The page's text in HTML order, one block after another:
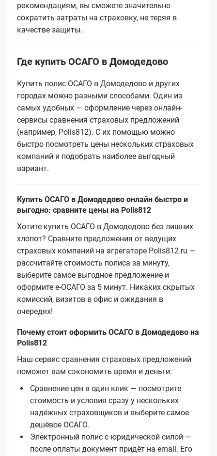
рекомендациям, вы сможете значительно
сократить затраты на страховку, не теряя в
качестве защиты.
Где купить ОСАГО в Домодедово
Купить полис ОСАГО в Домодедово и других
городах можно разными способами. Один из
самых удобных — оформление через онлайн-
сервисы сравнения страховых предложений
(например, Polis812). С их помощью можно
быстро посмотреть цены нескольких страховых
компаний и подобрать наиболее выгодный
вариант.
Купить ОСАГО в Домодедово онлайн быстро и
выгодно: сравните цены на Polis812
Хотите купить ОСАГО в Домодедово без лишних
хлопот? Сравните предложения от ведущих
страховых компаний на агрегаторе Polis812.ru —
рассчитайте стоимость полиса за минуту,
выберите самое выгодное предложение и
оформите е‑ОСАГО за 5 минут. Никаких скрытых
комиссий, визитов в офис и ожидания в
очередях!
Почему стоит оформить ОСАГО в Домодедово на
Polis812
Наш сервис сравнения страховых предложений
поможет вам сэкономить время и деньги:
Сравнение цен в один клик — посмотрите
стоимость и условия сразу у нескольких
надёжных страховщиков и выберите самое
дешёвое ОСАГО.
Электронный полис с юридической силой —
после оплаты документ придёт на email. Его